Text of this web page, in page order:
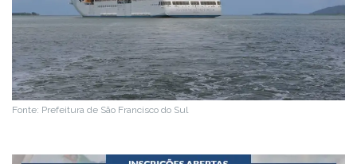
Fonte: Prefeitura de São Francisco do Sul